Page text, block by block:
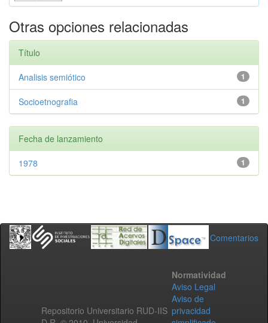
Otras opciones relacionadas
Título
1
Analisis semiótico
1
Socioetnografia
Fecha de lanzamiento
1
1978
Comentarios
Repositorio Universitario RUD-IIS
Normatividad
Aviso Legal
Aviso de
privacidad